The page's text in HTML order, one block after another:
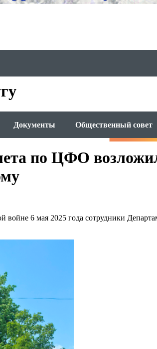
Документы Общественный совет
по ЦФО
6 мая 2025 года сотрудники